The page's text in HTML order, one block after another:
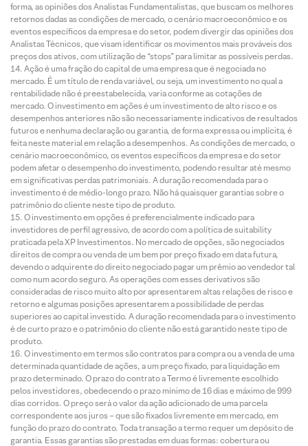
forma, as opiniões dos Analistas Fundamentalistas, que buscam os melhores
retornos dadas as condições de mercado, o cenário macroeconômico e os
eventos específicos da empresa e do setor, podem divergir das opiniões dos
Analistas Técnicos, que visam identificar os movimentos mais prováveis dos
preços dos ativos, com utilização de “stops” para limitar as possíveis perdas.
Ação é uma fração do capital de uma empresa que é negociada no
mercado. É um título de renda variável, ou seja, um investimento no qual a
rentabilidade não é preestabelecida, varia conforme as cotações de
mercado. O investimento em ações é um investimento de alto risco e os
desempenhos anteriores não são necessariamente indicativos de resultados
futuros e nenhuma declaração ou garantia, de forma expressa ou implícita, é
feita neste material em relação a desempenhos. As condições de mercado, o
cenário macroeconômico, os eventos específicos da empresa e do setor
podem afetar o desempenho do investimento, podendo resultar até mesmo
em significativas perdas patrimoniais. A duração recomendada para o
investimento é de médio-longo prazo. Não há quaisquer garantias sobre o
patrimônio do cliente neste tipo de produto.
O investimento em opções é preferencialmente indicado para
investidores de perfil agressivo, de acordo com a política de suitability
praticada pela XP Investimentos. No mercado de opções, são negociados
direitos de compra ou venda de um bem por preço fixado em data futura,
devendo o adquirente do direito negociado pagar um prêmio ao vendedor tal
como num acordo seguro. As operações com esses derivativos são
consideradas de risco muito alto por apresentarem altas relações de risco e
retorno e algumas posições apresentarem a possibilidade de perdas
superiores ao capital investido. A duração recomendada para o investimento
é de curto prazo e o patrimônio do cliente não está garantido neste tipo de
produto.
O investimento em termos são contratos para compra ou a venda de uma
determinada quantidade de ações, a um preço fixado, para liquidação em
prazo determinado. O prazo do contrato a Termo é livremente escolhido
pelos investidores, obedecendo o prazo mínimo de 16 dias e máximo de 999
dias corridos. O preço será o valor da ação adicionado de uma parcela
correspondente aos juros – que são fixados livremente em mercado, em
função do prazo do contrato. Toda transação a termo requer um depósito de
garantia. Essas garantias são prestadas em duas formas: cobertura ou